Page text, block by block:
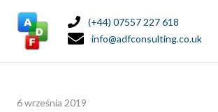
(+44) 07557 227 618
info@adfconsulting.co.uk
6 września 2019